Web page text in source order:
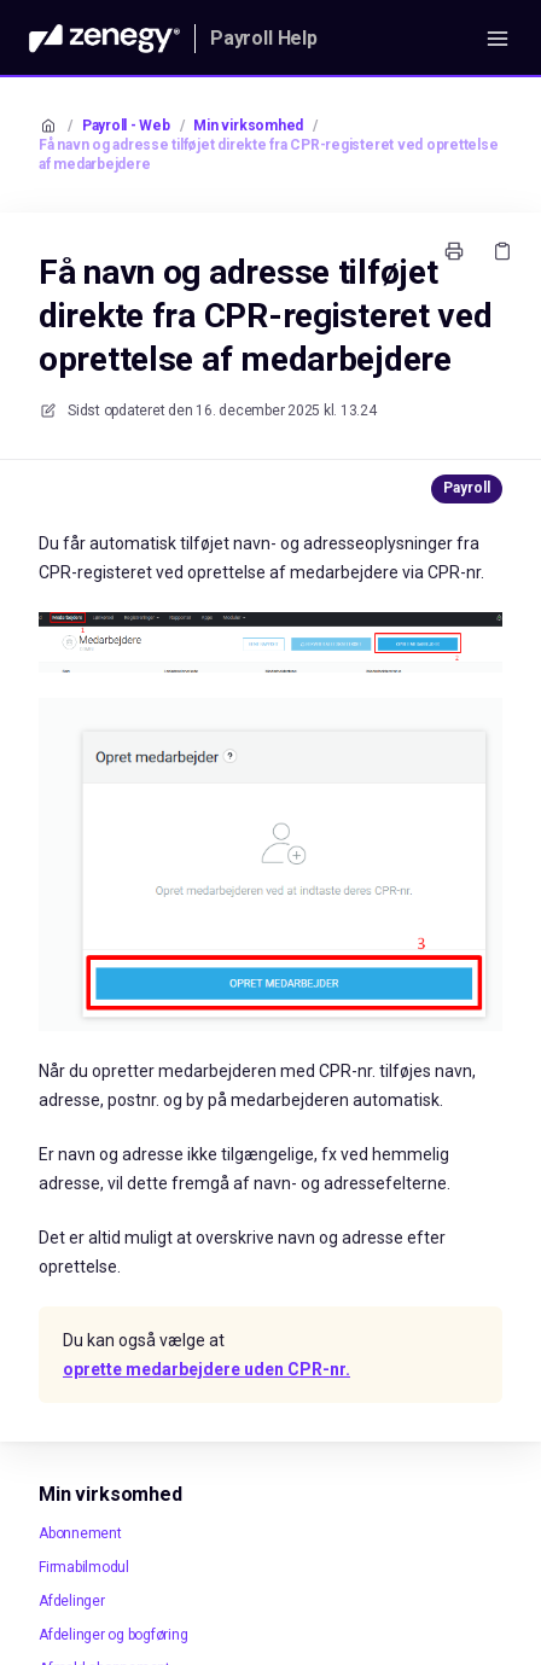
Payroll Help
/ Payroll - Web / Min virksomhed
/
Få navn og adresse tilføjet direkte fra CPR-registeret ved oprettelse
af medarbejdere
Få navn og adresse tilføjet
direkte fra CPR-registeret ved
oprettelse af medarbejdere
Sidst opdateret den 16. december 2025 kl. 13.24
Du får automatisk tilføjet navn- og adresseoplysninger fra
CPR-registeret ved oprettelse af medarbejdere via CPR-nr.
Når du opretter medarbejderen med CPR-nr. tilføjes navn,
adresse, postnr. og by på medarbejderen automatisk.
Er navn og adresse ikke tilgængelige, fx ved hemmelig
adresse, vil dette fremgå af navn- og adressefelterne.
Det er altid muligt at overskrive navn og adresse efter
oprettelse.
Du kan også vælge at
oprette medarbejdere uden CPR-nr.
Min virksomhed
Abonnement
Firmabilmodul
Afdelinger
Afdelinger og bogføring